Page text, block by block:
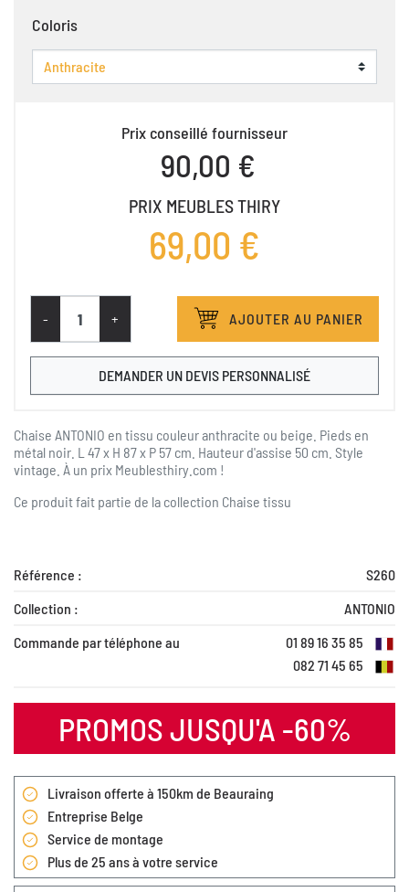
Coloris
Prix conseillé fournisseur
90,00 €
PRIX MEUBLES THIRY
69,00 €
- + AJOUTER AU PANIER
DEMANDER UN DEVIS PERSONNALISÉ
Chaise ANTONIO en tissu couleur anthracite ou beige. Pieds en
métal noir. L 47 x H 87 x P 57 cm. Hauteur d'assise 50 cm. Style
vintage. À un prix Meublesthiry.com !
Ce produit fait partie de la collection Chaise tissu
Référence :
S260
Collection :
ANTONIO
Commande par téléphone au
01 89 16 35 85
082 71 45 65
PROMOS JUSQU'A -60%
Livraison offerte à 150km de Beauraing
Entreprise Belge
Service de montage
Plus de 25 ans à votre service